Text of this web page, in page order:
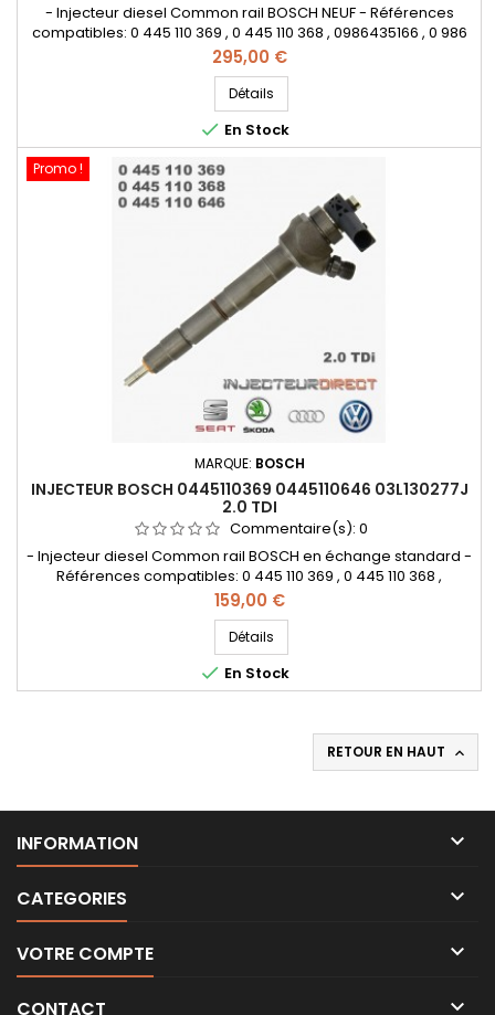
- Injecteur diesel Common rail BOSCH NEUF - Références
compatibles: 0 445 110 369 , 0 445 110 368 , 0986435166 , 0 986
435 166 , 0445110646 , 0445110647 , 0 445 110 646 , 0 445 110 647
, 0986435167 , 0 986 435 167 , 03L 130 277 J , 03L 130 277 Q
, 03L130277J , 03L130277Q , 03L130855CX - Pour
motorisation Audi Volkswagen Skoda Seat 2.0 TDi Pièce...
Prix
295,00 €
Détails
 En Stock
Promo !
MARQUE: BOSCH
INJECTEUR BOSCH 0445110369 0445110646 03L130277J
2.0 TDI
Commentaire(s): 0
- Injecteur diesel Common rail BOSCH en échange standard -
Références compatibles: 0 445 110 369 , 0 445 110 368 ,
0986435166 , 0 986 435 166 , 0445110646 , 0445110647 , 0 445
110 646 , 0 445 110 647 , 0986435167 , 0 986 435 167 , 03L 130 277 J
, 03L 130 277 Q , 03L130277J , 03L130277Q , 03L130855CX - Pour
motorisation Audi Volkswagen Skoda Seat 2.0...
Prix
159,00 €
Détails
 En Stock
RETOUR EN HAUT 
INFORMATION 
CATEGORIES 
VOTRE COMPTE 
CONTACT 